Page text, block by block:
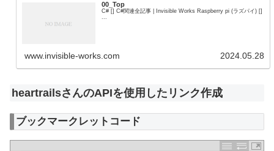
00_Top
C# [] C#関連全記事 | Invisible Works Raspberry pi (ラズパイ) []
...
www.invisible-works.com 2024.05.28
heartrailsさんのAPIを使用したリンク作成
ブックマークレットコード